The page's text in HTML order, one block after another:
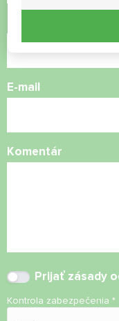
E-mail
Komentár
Prijať zásady
Kontrola zabezpečenia *